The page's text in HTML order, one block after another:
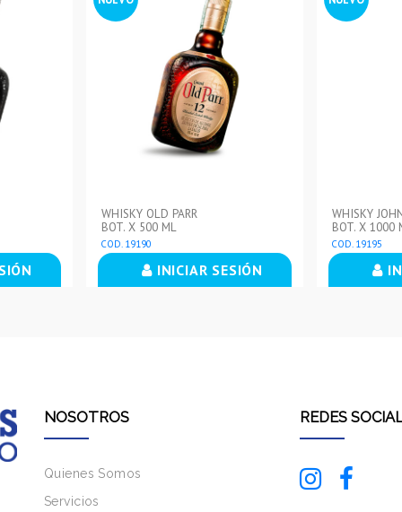
WHISKY OLD PARR
BOT. X 500 ML
COD. 19190
INICIAR SESIÓN
WHISKY
BOT. X 1000
COD. 19195
NOSOTROS
Quienes Somos
Servicios
REDES